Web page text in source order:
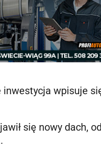
inwestycja wpisuje
się nowy dach,